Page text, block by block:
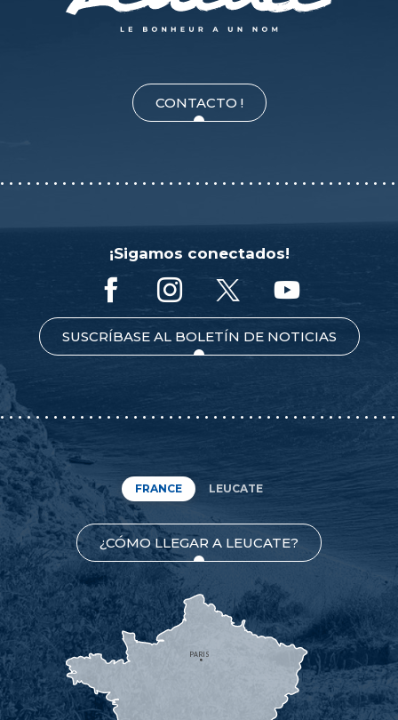
CONTACTO !
¡Sigamos conectados!
SUSCRÍBASE AL BOLETÍN DE NOTICIAS
FRANCE LEUCATE
¿CÓMO LLEGAR A LEUCATE?
PARIS